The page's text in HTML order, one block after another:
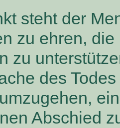
steht der
zu ehren, die
zu
des
Abschied